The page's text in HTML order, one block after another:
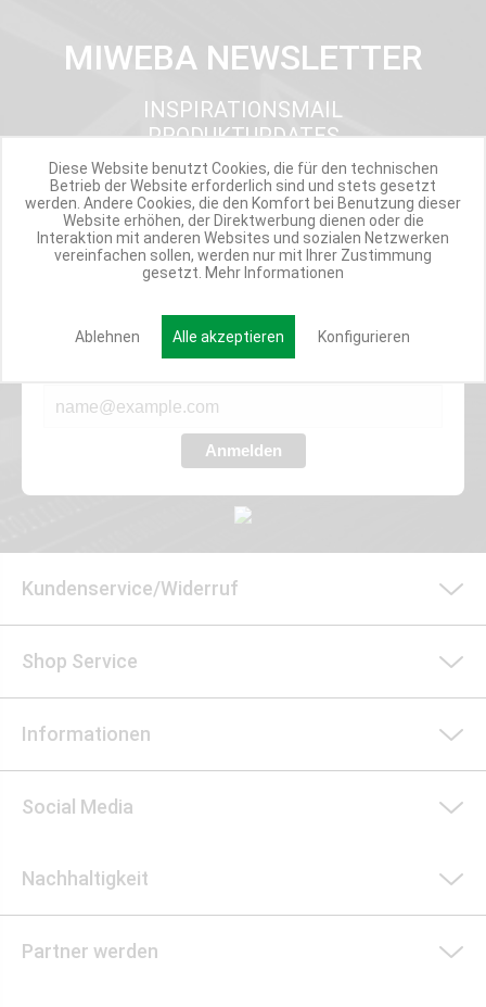
MIWEBA NEWSLETTER
INSPIRATIONSMAIL
PRODUKTUPDATES
TOP INFORMIERT
ANGEBOTE
Werde Teil der Miweba Community!
Verpasse nie wieder exklusive Newsletter-Rabatte und Aktionen
Anmelden
Kundenservice/Widerruf
Shop Service
Informationen
Social Media
Nachhaltigkeit
Partner werden
Diese Website benutzt Cookies, die für den technischen
Betrieb der Website erforderlich sind und stets gesetzt
werden. Andere Cookies, die den Komfort bei Benutzung dieser
Website erhöhen, der Direktwerbung dienen oder die
Interaktion mit anderen Websites und sozialen Netzwerken
vereinfachen sollen, werden nur mit Ihrer Zustimmung
gesetzt. Mehr Informationen
Ablehnen Alle akzeptieren Konfigurieren